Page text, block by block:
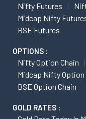
Nifty Futures
Midcap Nifty
BSE Futures
OPTIONS :
Nifty Option Chain
Midcap Nifty Option
BSE Option Chain
GOLD RATES :